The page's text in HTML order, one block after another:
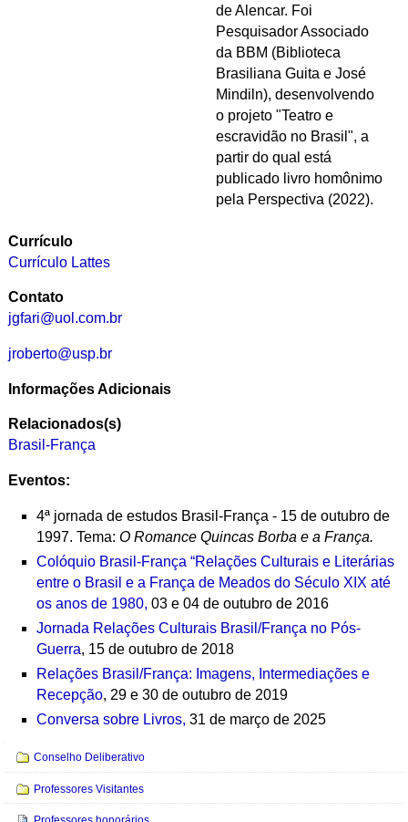
de Alencar. Foi
Pesquisador Associado
da BBM (Biblioteca
Brasiliana Guita e José
Mindiln), desenvolvendo
o projeto "Teatro e
escravidão no Brasil", a
partir do qual está
publicado livro homônimo
pela Perspectiva (2022).
Currículo
Currículo Lattes
Contato
jgfari@uol.com.br
jroberto@usp.br
Informações Adicionais
Relacionados(s)
Brasil-França
Eventos:
4ª jornada de estudos Brasil-França - 15 de outubro de
1997. Tema:O Romance Quincas Borba e a França.
Colóquio Brasil-França “Relações Culturais e Literárias
entre o Brasil e a França de Meados do Século XIX até
os anos de 1980, 03 e 04 de outubro de 2016
Jornada Relações Culturais Brasil/França no Pós-
Guerra, 15 de outubro de 2018
Relações Brasil/França: Imagens, Intermediações e
Recepção, 29 e 30 de outubro de 2019
Conversa sobre Livros,31 de março de 2025
Navegação
Conselho Deliberativo
Professores Visitantes